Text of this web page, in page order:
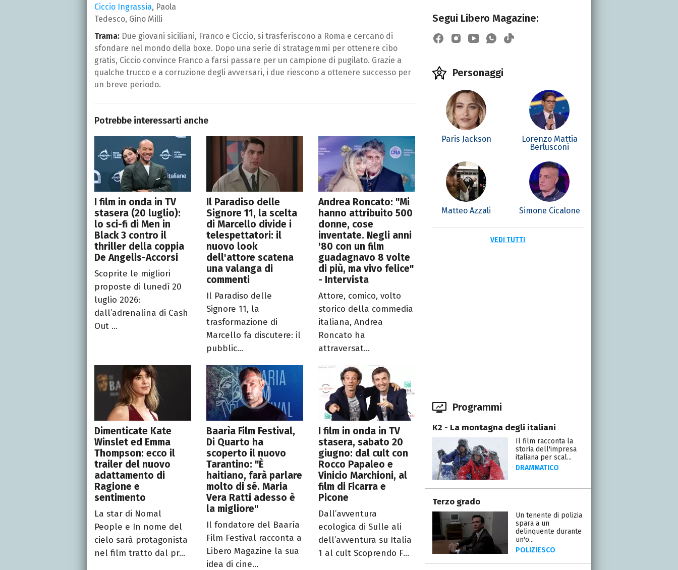
Ciccio Ingrassia, Paola
Tedesco, Gino Milli
Trama: Due giovani siciliani, Franco e Ciccio, si trasferiscono a Roma e cercano di
sfondare nel mondo della boxe. Dopo una serie di stratagemmi per ottenere cibo
gratis, Ciccio convince Franco a farsi passare per un campione di pugilato. Grazie a
qualche trucco e a corruzione degli avversari, i due riescono a ottenere successo per
un breve periodo.
Potrebbe interessarti anche
I film in onda in TV
stasera (20 luglio):
lo sci-fi di Men in
Black 3 contro il
thriller della coppia
De Angelis-Accorsi
Scoprite le migliori
proposte di lunedì 20
luglio 2026:
dall’adrenalina di Cash
Out ...
Il Paradiso delle
Signore 11, la scelta
di Marcello divide i
telespettatori: il
nuovo look
dell'attore scatena
una valanga di
commenti
Il Paradiso delle
Signore 11, la
trasformazione di
Marcello fa discutere: il
pubblic...
Andrea Roncato: "Mi
hanno attribuito 500
donne, cose
inventate. Negli anni
'80 con un film
guadagnavo 8 volte
di più, ma vivo felice"
- Intervista
Attore, comico, volto
storico della commedia
italiana, Andrea
Roncato ha
attraversat...
Dimenticate Kate
Winslet ed Emma
Thompson: ecco il
trailer del nuovo
adattamento di
Ragione e
sentimento
La star di Nomal
People e In nome del
cielo sarà protagonista
nel film tratto dal pr...
Baarìa Film Festival,
Di Quarto ha
scoperto il nuovo
Tarantino: "È
haitiano, farà parlare
molto di sé. Maria
Vera Ratti adesso è
la migliore"
Il fondatore del Baarìa
Film Festival racconta a
Libero Magazine la sua
idea di cine...
I film in onda in TV
stasera, sabato 20
giugno: dal cult con
Rocco Papaleo e
Vinicio Marchioni, al
film di Ficarra e
Picone
Dall’avventura
ecologica di Sulle ali
dell’avventura su Italia
1 al cult Scoprendo F...
Segui Libero Magazine:
Personaggi
Paris Jackson
Lorenzo Mattia
Berlusconi
Matteo Azzali Simone Cicalone
VEDI TUTTI
Programmi
K2 - La montagna degli italiani
Il film racconta la
storia dell'impresa
italiana per scal...
DRAMMATICO
Terzo grado
Un tenente di polizia
spara a un
delinquente durante
un'o...
POLIZIESCO